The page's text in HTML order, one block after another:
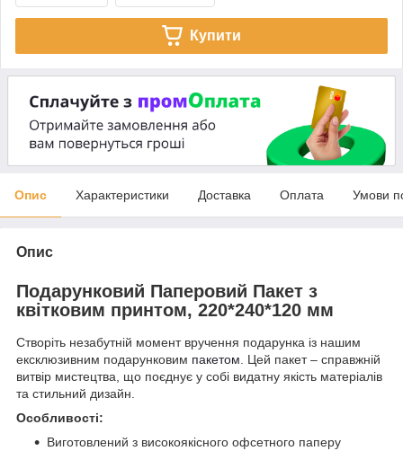
Купити
Опис Характеристики Доставка Оплата Умови
Опис
Подарунковий Паперовий Пакет з
квітковим принтом, 220*240*120 мм
Створіть незабутній момент вручення подарунка із нашим
ексклюзивним подарунковим пакетом . Цей пакет – справжній
витвір мистецтва, що поєднує у собі видатну якість матеріалів
та стильний дизайн.
Особливості:
Виготовлений з високоякісного офсетного паперу